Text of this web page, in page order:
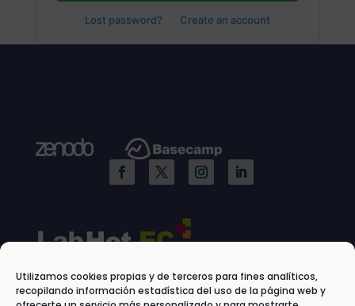
Utilizamos cookies propias y de terceros para fines analíticos,
recopilando información estadística del uso de la página web y
Lost password? Create an account